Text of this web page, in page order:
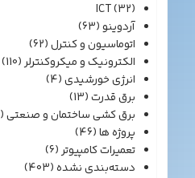
ICT(32)
آردوینو(63)
اتوماسیون و کنترل(62)
الکترونیک و میکروکنترلر(110)
انرژی خورشیدی(4)
برق قدرت(13)
برق کشی ساختمان و صنعتی(1)
پروژه ها(46)
تعمیرات کامپیوتر(6)
دسته‌بندی نشده(403)